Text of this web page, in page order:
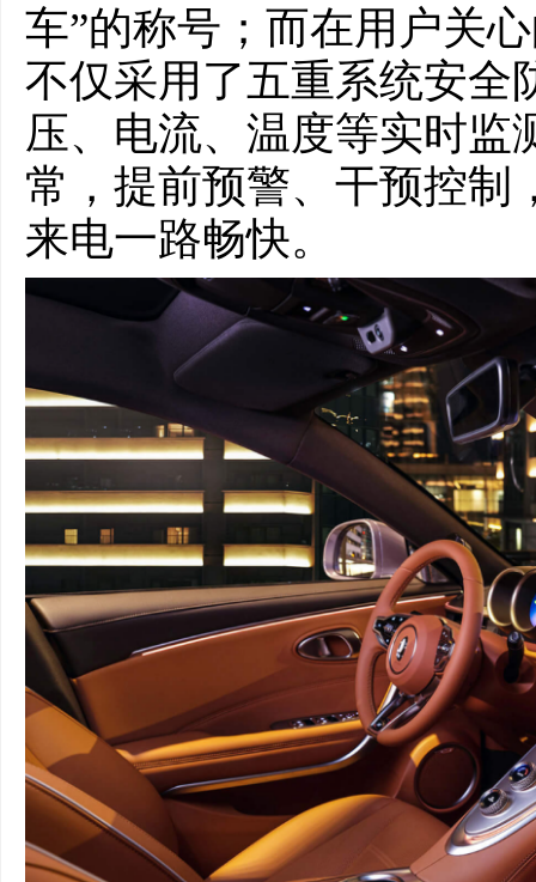
车”的称号；而在用户关
不仅采用了五重系统安全
压、电流、温度等实时监
常，提前预警、干预控制
来电一路畅快。